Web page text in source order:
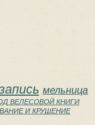
мельница
ВЕЛЕСОВОЙ КНИГИ
И КРУШЕНИЕ